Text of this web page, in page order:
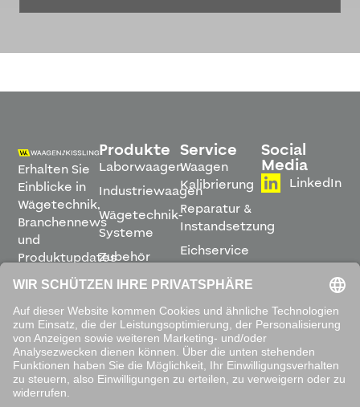
Erhalten Sie
Einblicke in
Wägetechnik,
Branchennews
und
Produktupdates
direkt in
Ihren
Posteingang.
ABONNIEREN
Produkte
Laborwaagen
Industriewaagen
Wägetechnik-
Systeme
Zubehör
Software
Service
Waagen
Kalibrierung
Reparatur &
Instandsetzung
Eichservice
Montage &
Inbetriebnahme
Leihwaagen
&
Mietservice
Social
Media
LinkedIn